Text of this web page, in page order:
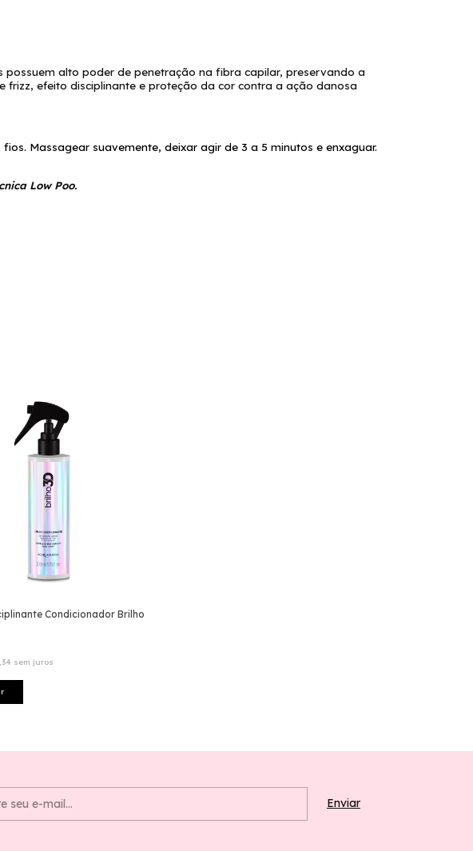
alto poder de penetração na fibra capilar, preservando a
efeito disciplinante e proteção da cor contra a ação danosa
Massagear suavemente, deixar agir de 3 a 5 minutos e enxaguar.
Low Poo.
Condicionador Brilho
sem juros